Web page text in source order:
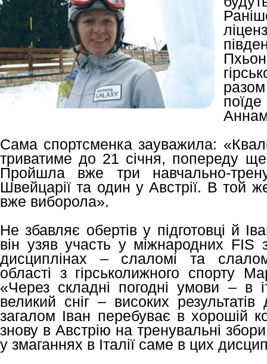
Сама спортсменка зауважила:
триватиме до 21 січня, попереду ще
Пройшла вже три навчально-
Швейцарії та один у Австрії. В той
вже виборола».
Не збавляє обертів у підготовці й
він узяв участь у міжнародних FIS
дисциплінах – слаломі та
області з гірськолижного спорту
«Через складні погодні умови – в
великий сніг – високих
загалом Іван перебуває в хорошій
знову в Австрію на тренувальні
у змаганнях в Італії саме в цих